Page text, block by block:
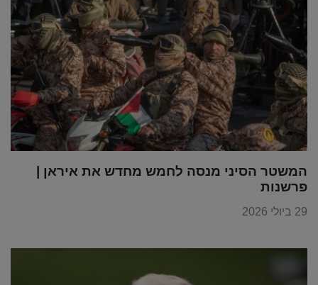
המשטר הסיני מנסה לחמש מחדש את איראן |
פרשנות
29 ביולי 2026